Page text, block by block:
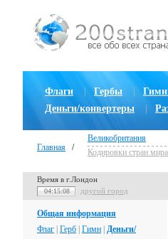
Флаги Гербы
Деньги/конвертеры
Главная /
Великобритания
Кодировки стран мира
Время в г.Лондон
04:15:08 другой город
Общая информация
Флаг Герб Гимн Деньги/